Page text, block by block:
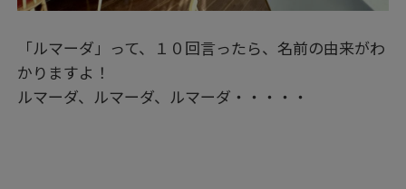
「ルマーダ」って、１０回言ったら、名前の由来がわ
かりますよ！
ルマーダ、ルマーダ、ルマーダ・・・・・